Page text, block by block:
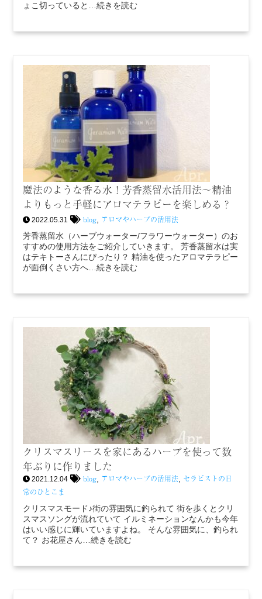
ょこ切っていると…続きを読む
魔法のような香る水！芳香蒸留水活用法～精油
よりもっと手軽にアロマテラピーを楽しめる？
2022.05.31 blog アロマやハーブの活用法
芳香蒸留水（ハーブウォーター/フラワーウォーター）のお
すすめの使用方法をご紹介していきます。 芳香蒸留水は実
はテキトーさんにぴったり？ 精油を使ったアロマテラピー
が面倒くさい方へ…続きを読む
クリスマスリースを家にあるハーブを使って数
年ぶりに作りました
2021.12.04 blog アロマやハーブの活用法 セラピストの日
常のひとこま
クリスマスモード♪街の雰囲気に釣られて 街を歩くとクリ
スマスソングが流れていて イルミネーションなんかも今年
はいい感じに輝いていますよね。 そんな雰囲気に、釣られ
て？ お花屋さん…続きを読む